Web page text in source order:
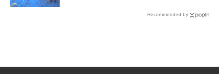
Recommended by